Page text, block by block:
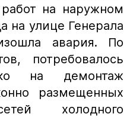
работ на наружном
на улице Генерала
авария. По
потребовалось
на демонтаж
размещенных
холодного